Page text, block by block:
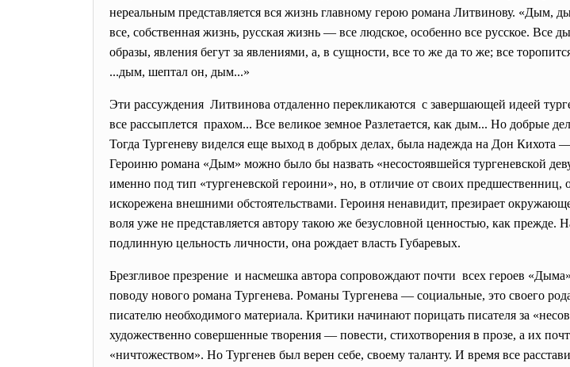
нереальным представляется вся жизнь главному герою романа Литвинову. «Дым,
все, собственная жизнь, русская жизнь — все людское, особенно все русское. Все
образы, явления бегут за явлениями, а, в сущности, все то же да то же; все
...дым, шептал он, дым...»
Эти рассуждения Литвинова отдаленно перекликаются с завершающей идеей
все рассыплется прахом... Все великое земное Разлетается, как дым... Но добрые
Тогда Тургеневу виделся еще выход в добрых делах, была надежда на Дон Кихота
Героиню романа «Дым» можно было бы назвать «несостоявшейся тургеневской
именно под тип «тургеневской героини», но, в отличие от своих
искорежена внешними обстоятельствами. Героиня ненавидит, презирает
воля уже не представляется автору такою же безусловной ценностью, как
подлинную цельность личности, она рождает власть Губаревых.
Брезгливое презрение и насмешка автора сопровождают почти всех героев
поводу нового романа Тургенева. Романы Тургенева — социальные, это своего
писателю необходимого материала. Критики начинают порицать писателя за
художественно совершенные творения — повести, стихотворения в прозе, а их
«ничтожеством». Но Тургенев был верен себе, своему таланту. И время все